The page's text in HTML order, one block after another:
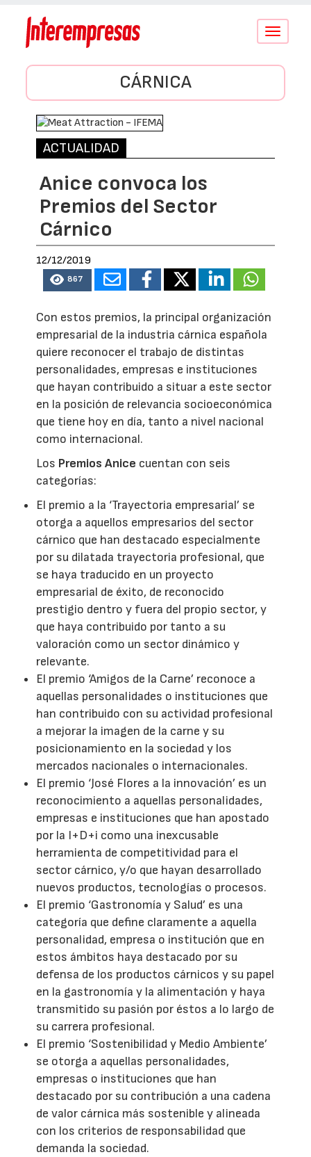
Conmutar
CÁRNICA
ACTUALIDAD
Anice convoca los
Premios del Sector
Cárnico
12/12/2019
867
Con estos premios, la principal organización
empresarial de la industria cárnica española
quiere reconocer el trabajo de distintas
personalidades, empresas e instituciones
que hayan contribuido a situar a este sector
en la posición de relevancia socioeconómica
que tiene hoy en día, tanto a nivel nacional
como internacional.
Los Premios Anice cuentan con seis
categorías:
El premio a la ‘Trayectoria empresarial’ se
otorga a aquellos empresarios del sector
cárnico que han destacado especialmente
por su dilatada trayectoria profesional, que
se haya traducido en un proyecto
empresarial de éxito, de reconocido
prestigio dentro y fuera del propio sector, y
que haya contribuido por tanto a su
valoración como un sector dinámico y
relevante.
El premio ‘Amigos de la Carne’ reconoce a
aquellas personalidades o instituciones que
han contribuido con su actividad profesional
a mejorar la imagen de la carne y su
posicionamiento en la sociedad y los
mercados nacionales o internacionales.
El premio ‘José Flores a la innovación’ es un
reconocimiento a aquellas personalidades,
empresas e instituciones que han apostado
por la I+D+i como una inexcusable
herramienta de competitividad para el
sector cárnico, y/o que hayan desarrollado
nuevos productos, tecnologías o procesos.
El premio ‘Gastronomía y Salud’ es una
categoría que define claramente a aquella
personalidad, empresa o institución que en
estos ámbitos haya destacado por su
defensa de los productos cárnicos y su papel
en la gastronomía y la alimentación y haya
transmitido su pasión por éstos a lo largo de
su carrera profesional.
El premio ‘Sostenibilidad y Medio Ambiente’
se otorga a aquellas personalidades,
empresas o instituciones que han
destacado por su contribución a una cadena
de valor cárnica más sostenible y alineada
con los criterios de responsabilidad que
demanda la sociedad.